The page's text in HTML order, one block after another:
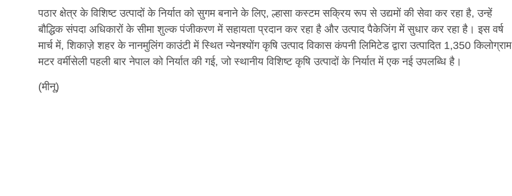
पठार क्षेत्र के विशिष्ट उत्पादों के निर्यात को सुगम बनाने के लिए, ल्हासा कस्टम सक्रिय रूप से उद्यमों की सेवा कर रहा है, उन्हें
बौद्धिक संपदा अधिकारों के सीमा शुल्क पंजीकरण में सहायता प्रदान कर रहा है और उत्पाद पैकेजिंग में सुधार कर रहा है। इस वर्ष
मार्च में, शिकाज़े शहर के नानमुलिंग काउंटी में स्थित न्येनश्योंग कृषि उत्पाद विकास कंपनी लिमिटेड द्वारा उत्पादित 1,350 किलोग्राम
मटर वर्मीसेली पहली बार नेपाल को निर्यात की गई, जो स्थानीय विशिष्ट कृषि उत्पादों के निर्यात में एक नई उपलब्धि है।
(मीनू)